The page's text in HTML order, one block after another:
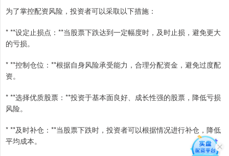
为了掌控配资风险，投资者可以采取以下措施：
* **设定止损点：**当股票下跌达到一定幅度时，及时止损，避免更大
的亏损。
* **控制仓位：**根据自身风险承受能力，合理分配资金，避免过度配
资。
* **选择优质股票：**投资于基本面良好、成长性强的股票，降低亏损
风险。
* **及时补仓：**当股票下跌时，投资者可以根据情况进行补仓，降低
平均成本。